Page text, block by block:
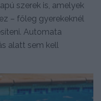
szerek is, amelyek
– főleg gyerekeknél
Automata
alatt sem kell